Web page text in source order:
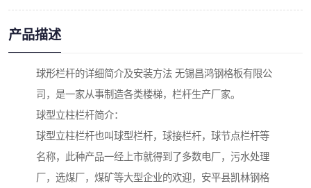
产品描述
球形栏杆的详细简介及安装方法 无锡昌鸿钢格板有限公
司，是一家从事制造各类楼梯，栏杆生产厂家。
球型立柱栏杆简介：
球型立柱栏杆也叫球型栏杆，球接栏杆，球节点栏杆等
名称，此种产品一经上市就得到了多数电厂，污水处理
厂，选煤厂，煤矿等大型企业的欢迎，安平县凯林钢格